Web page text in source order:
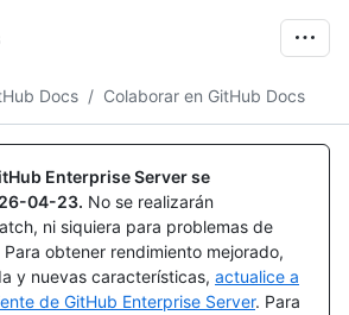
Docs / Colaborar en GitHub Docs
Enterprise Server se
04-23. No se realizarán
ni siquiera para problemas de
obtener rendimiento mejorado,
y nuevas características, actualice a
de GitHub Enterprise Server. Para